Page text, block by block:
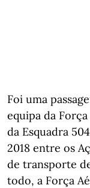
Foi uma
equipa da
da Esquadra
2018 entre os
de transporte
todo, a Força